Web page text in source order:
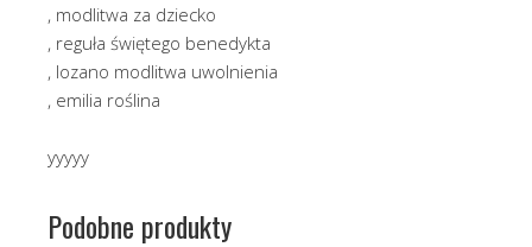
, modlitwa za dziecko
, reguła świętego benedykta
, lozano modlitwa uwolnienia
, emilia roślina
yyyyy
Podobne produkty